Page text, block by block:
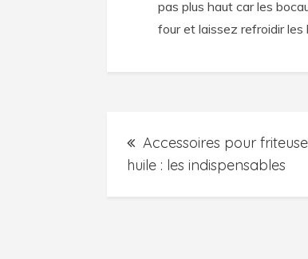
pas plus haut car les
four et laissez refroidir les
Navigation
de
Accessoires pour
huile : les indispensables